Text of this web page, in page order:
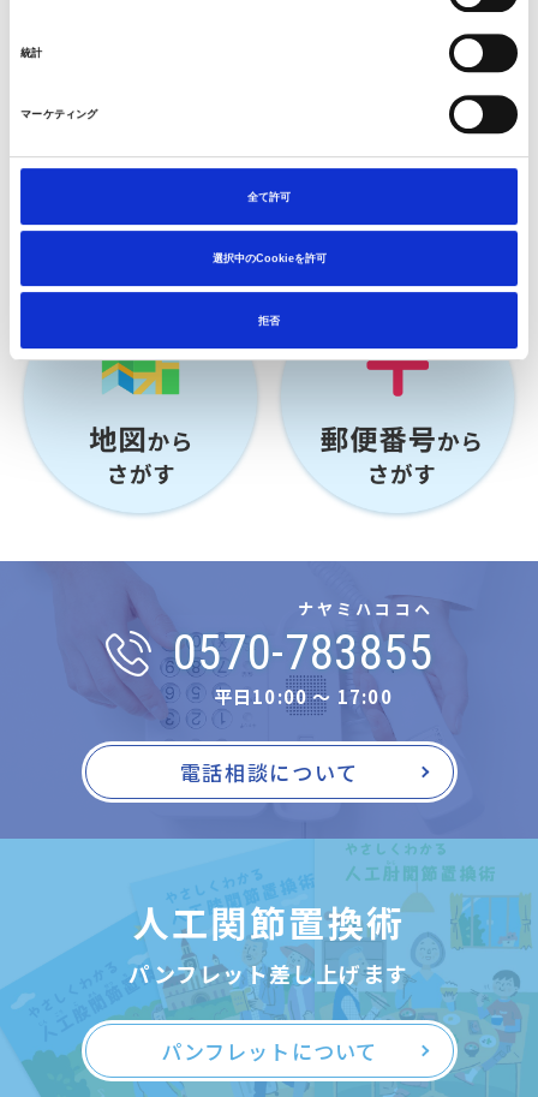
統計
マーケティング
全て許可
選択中のCookieを許可
拒否
ナヤミハココヘ
0570-783855
平日10:00 〜 17:00
電話相談について
人工関節置換術
パンフレット差し上げます
パンフレットについて